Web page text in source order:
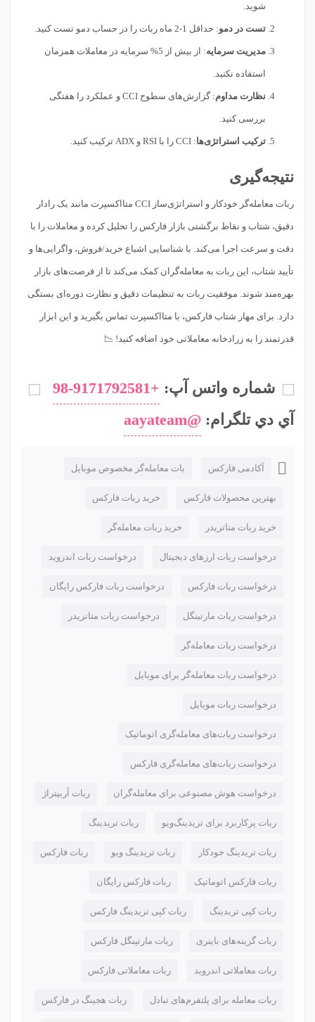
شوید.
تست در دمو: حداقل 1-2 ماه ربات را در حساب دمو تست کنید.
مدیریت سرمایه : از بیش از 5% سرمایه در معاملات همزمان
استفاده نکنید.
نظارت مداوم : گزارش‌های سطوح CCI و عملکرد را هفتگی
بررسی کنید.
ترکیب استراتژی‌ها: CCI را با RSI و ADX ترکیب کنید.
نتیجه‌گیری
ربات معامله‌گر خودکار و استراتژی‌ساز CCI متااکسپرت مانند یک رادار
دقیق، شتاب و نقاط برگشتی بازار فارکس را تحلیل کرده و معاملات را با
دقت و سرعت اجرا می‌کند. با شناسایی اشباع خرید/فروش، واگرایی‌ها و
تأیید شتاب، این ربات به معامله‌گران کمک می‌کند تا از فرصت‌های بازار
بهره‌مند شوند. موفقیت ربات به تنظیمات دقیق و نظارت دوره‌ای بستگی
دارد. برای مهار شتاب فارکس، با متااکسپرت تماس بگیرید و این ابزار
قدرتمند را به زرادخانه معاملاتی خود اضافه کنید! 📉
شماره واتس آپ: +98-9171792581
آي دي تلگرام: @aayateam
آکادمی فارکس بات معامله‌گر مخصوص موبایل
بهترین محصولات فارکس خرید ربات فارکس
خرید ربات متاتریدر خرید ربات معامله‌گر
درخواست ربات ارزهای دیجیتال درخواست ربات اندروید
درخواست ربات فارکس درخواست ربات فارکس رایگان
درخواست ربات مارتینگل درخواست ربات متاتریدر
درخواست ربات معامله‌گر
درخواست ربات معامله‌گر برای موبایل
درخواست ربات موبایل
درخواست ربات‌های معامله‌گری اتوماتیک
درخواست ربات‌های معامله‌گری فارکس
درخواست هوش مصنوعی برای معامله‌گران ربات آربیتراژ
ربات پرکاربرد برای تریدینگ‌ویو ربات تریدینگ
ربات تریدینگ خودکار ربات تریدینگ ویو ربات فارکس
ربات فارکس اتوماتیک ربات فارکس رایگان
ربات کپی تریدینگ ربات کپی تریدینگ فارکس
ربات گزینه‌های باینری ربات مارتینگل فارکس
ربات معاملاتی اندروید ربات معاملاتی فارکس
ربات معامله برای پلتفرم‌های تبادل ربات هجینگ در فارکس